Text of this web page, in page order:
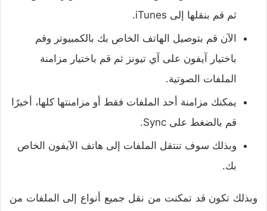
ثم قم بنقلها إلى iTunes.
الآن قم بتوصيل الهاتف الخاص بك بالكمبيوتر وقم
باختيار آيفون على آي تيونز ثم قم باختيار مزامنة
الملفات الصوتية.
يمكنك مزامنة أحد الملفات فقط أو مزامنتها كلها، أخيرًا
قم بالضغط على Sync.
وبذلك سوف تنتقل الملفات إلى هاتف الآيفون الخاص
بك.
وبذلك تكون قد تمكنت من نقل جميع أنواع إلى الملفات من